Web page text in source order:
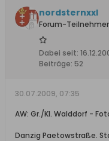
nordsternxxl
Forum-Teilnehmer
Dabei seit:
Beiträge: 52
30.07.2009, 07:35
AW: Gr./Kl. Walddorf -
Danzig Paetowstraße.